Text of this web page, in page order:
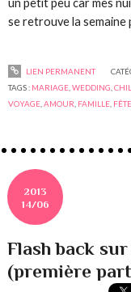
se retrouve la semaine
LIEN PERMANENT
TAGS : MARIAGE ,WEDDING ,
VOYAGE ,AMOUR FAMILLE FÊTE
2013
14/06
Flash back
(première